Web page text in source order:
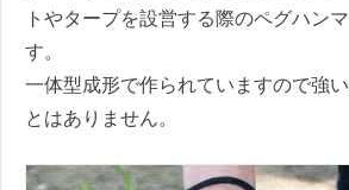
トやタープを設営する際のペグハン
す。
一体型成形で作られていますので強
とはありません。